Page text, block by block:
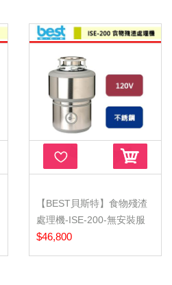
【BEST貝斯特】食物殘渣
處理機-ISE-200-無安裝服
務
$46,800